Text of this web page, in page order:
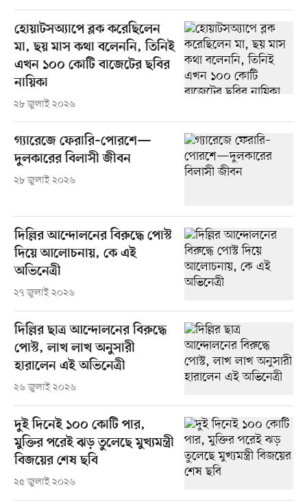
হোয়াটসঅ্যাপে ব্লক করেছিলেন
মা, ছয় মাস কথা বলেননি, তিনিই
এখন ১০০ কোটি বাজেটের ছবির
নায়িকা
২৮ জুলাই ২০২৬
গ্যারেজে ফেরারি–পোরশে—
দুলকারের বিলাসী জীবন
২৮ জুলাই ২০২৬
দিল্লির আন্দোলনের বিরুদ্ধে পোস্ট
দিয়ে আলোচনায়, কে এই
অভিনেত্রী
২৭ জুলাই ২০২৬
দিল্লির ছাত্র আন্দোলনের বিরুদ্ধে
পোস্ট, লাখ লাখ অনুসারী
হারালেন এই অভিনেত্রী
২৬ জুলাই ২০২৬
দুই দিনেই ১০০ কোটি পার,
মুক্তির পরেই ঝড় তুলেছে মুখ্যমন্ত্রী
বিজয়ের শেষ ছবি
২৫ জুলাই ২০২৬